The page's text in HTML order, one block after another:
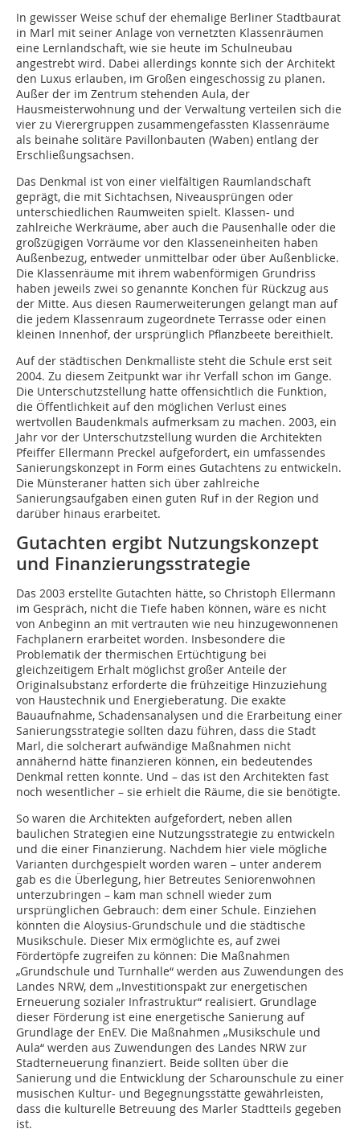
In gewisser Weise schuf der ehemalige Berliner Stadtbaurat
in Marl mit seiner Anlage von vernetzten Klassenräumen
eine Lernlandschaft, wie sie heute im Schulneubau
angestrebt wird. Dabei allerdings konnte sich der Architekt
den Luxus erlauben, im Großen eingeschossig zu planen.
Außer der im Zentrum stehenden Aula, der
Hausmeisterwohnung und der Verwaltung verteilen sich die
vier zu Vierergruppen zusammengefassten Klassenräume
als beinahe solitäre Pavillonbauten (Waben) entlang der
Erschließungsachsen.
Das Denkmal ist von einer vielfältigen Raumlandschaft
geprägt, die mit Sichtachsen, Niveausprüngen oder
unterschiedlichen Raumweiten spielt. Klassen- und
zahlreiche Werkräume, aber auch die Pausenhalle oder die
großzügigen Vorräume vor den Klasseneinheiten haben
Außenbezug, entweder unmittelbar oder über Außenblicke.
Die Klassenräume mit ihrem wabenförmigen Grundriss
haben jeweils zwei so genannte Konchen für Rückzug aus
der Mitte. Aus diesen Raumerweiterungen gelangt man auf
die jedem Klassenraum zugeordnete Terrasse oder einen
kleinen Innenhof, der ursprünglich Pflanzbeete bereithielt.
Auf der städtischen Denkmalliste steht die Schule erst seit
2004. Zu diesem Zeitpunkt war ihr Verfall schon im Gange.
Die Unterschutzstellung hatte offensichtlich die Funktion,
die Öffentlichkeit auf den möglichen Verlust eines
wertvollen Baudenkmals aufmerksam zu machen. 2003, ein
Jahr vor der Unterschutzstellung wurden die Architekten
Pfeiffer Ellermann Preckel aufgefordert, ein umfassendes
Sanierungskonzept in Form eines Gutachtens zu entwickeln.
Die Münsteraner hatten sich über zahlreiche
Sanierungsaufgaben einen guten Ruf in der Region und
darüber hinaus erarbeitet.
Gutachten ergibt Nutzungskonzept
und Finanzierungsstrategie
Das 2003 erstellte Gutachten hätte, so Christoph Ellermann
im Gespräch, nicht die Tiefe haben können, wäre es nicht
von Anbeginn an mit vertrauten wie neu hinzugewonnenen
Fachplanern erarbeitet worden. Insbesondere die
Problematik der thermischen Ertüchtigung bei
gleichzeitigem Erhalt möglichst großer Anteile der
Originalsubstanz erforderte die frühzeitige Hinzuziehung
von Haustechnik und Energieberatung. Die exakte
Bauaufnahme, Schadensanalysen und die Erarbeitung einer
Sanierungsstrategie sollten dazu führen, dass die Stadt
Marl, die solcherart aufwändige Maßnahmen nicht
annähernd hätte finanzieren können, ein bedeutendes
Denkmal retten konnte. Und – das ist den Architekten fast
noch wesentlicher – sie erhielt die Räume, die sie benötigte.
So waren die Architekten aufgefordert, neben allen
baulichen Strategien eine Nutzungsstrategie zu entwickeln
und die einer Finanzierung. Nachdem hier viele mögliche
Varianten durchgespielt worden waren – unter anderem
gab es die Überlegung, hier Betreutes Seniorenwohnen
unterzubringen – kam man schnell wieder zum
ursprünglichen Gebrauch: dem einer Schule. Einziehen
könnten die Aloysius-Grundschule und die städtische
Musikschule. Dieser Mix ermöglichte es, auf zwei
Fördertöpfe zugreifen zu können: Die Maßnahmen
„Grundschule und Turnhalle“ werden aus Zuwendun­gen des
Landes NRW, dem „Investitionspakt zur energetischen
Erneuerung sozialer Infrastruktur“ realisiert. Grundlage
dieser Förderung ist eine energetische Sanierung auf
Grundlage der EnEV. Die Maßnahmen „Musikschule und
Aula“ werden aus Zuwendungen des Landes NRW zur
Stadterneuerung finanziert. Beide sollten über die
Sanierung und die Entwicklung der Scharounschule zu einer
musischen Kultur- und Begegnungsstätte gewährleisten,
dass die kulturelle Betreuung des Marler Stadtteils gegeben
ist.